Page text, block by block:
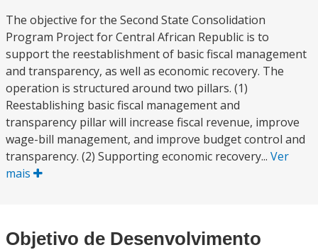
The objective for the Second State Consolidation
Program Project for Central African Republic is to
support the reestablishment of basic fiscal management
and transparency, as well as economic recovery. The
operation is structured around two pillars. (1)
Reestablishing basic fiscal management and
transparency pillar will increase fiscal revenue, improve
wage-bill management, and improve budget control and
transparency. (2) Supporting economic recovery... Ver
mais
Objetivo de Desenvolvimento